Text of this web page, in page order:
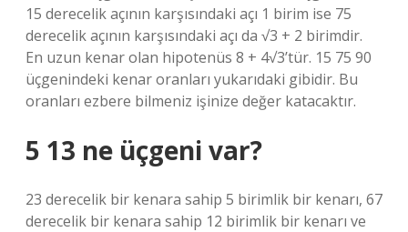
15 derecelik açının karşısındaki açı 1 birim ise 75
derecelik açının karşısındaki açı da √3 + 2 birimdir.
En uzun kenar olan hipotenüs 8 + 4√3’tür. 15 75 90
üçgenindeki kenar oranları yukarıdaki gibidir. Bu
oranları ezbere bilmeniz işinize değer katacaktır.
5 13 ne üçgeni var?
23 derecelik bir kenara sahip 5 birimlik bir kenarı, 67
derecelik bir kenara sahip 12 birimlik bir kenarı ve